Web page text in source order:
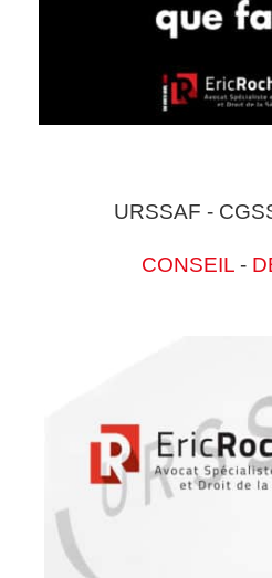
URSSAF -
CONSEIL -